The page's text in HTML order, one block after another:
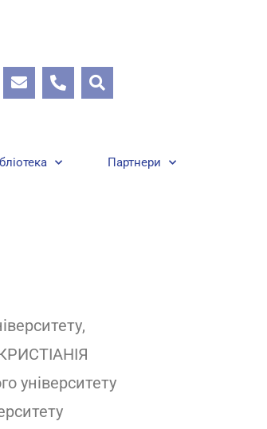
Партнери
університету